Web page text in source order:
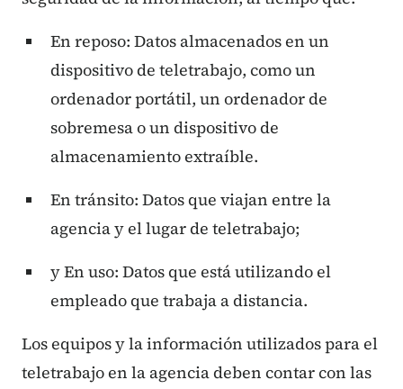
En reposo: Datos almacenados en un
dispositivo de teletrabajo, como un
ordenador portátil, un ordenador de
sobremesa o un dispositivo de
almacenamiento extraíble.
En tránsito: Datos que viajan entre la
agencia y ellugar de teletrabajo;
y En uso: Datos que está utilizando el
empleado que trabaja a distancia.
Los equipos y la información utilizados para el
teletrabajo en la agencia deben contar con las